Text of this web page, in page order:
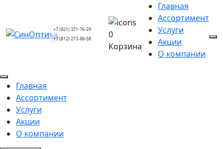
+7 (921) 371-76-29
+7 (812) 273-88-58
0
Корзина
Главная
Ассортимент
Услуги
Акции
О компании
Главная
Ассортимент
Услуги
Акции
О компании